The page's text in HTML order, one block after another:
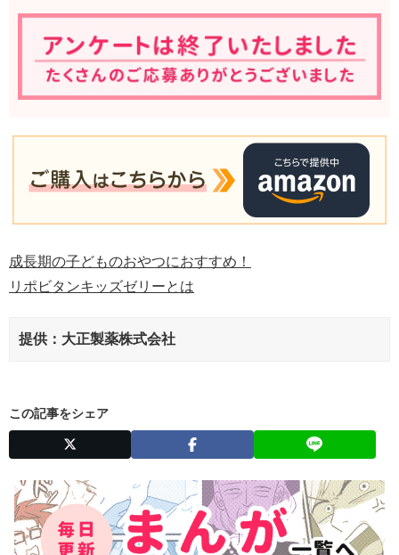
成長期の子どものおやつにおすすめ！
リポビタンキッズゼリーとは
提供：大正製薬株式会社
この記事をシェア